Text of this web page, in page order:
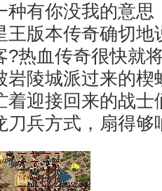
种有你没我的意思
王版本传奇确切地
?热血传奇很快就
岩陵城派过来的楔
着迎接回来的战士
刀兵方式，扇得够